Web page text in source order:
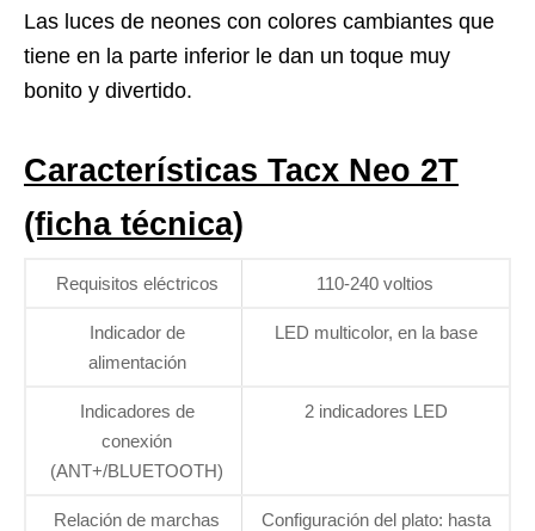
Las luces de neones con colores cambiantes que
tiene en la parte inferior le dan un toque muy
bonito y divertido.
Características Tacx Neo 2T
(ficha técnica)
Requisitos eléctricos 110-240 voltios
Indicador de
alimentación
LED multicolor, en la base
Indicadores de
conexión
(ANT+/BLUETOOTH)
2 indicadores LED
Relación de marchas
Configuración del plato: hasta